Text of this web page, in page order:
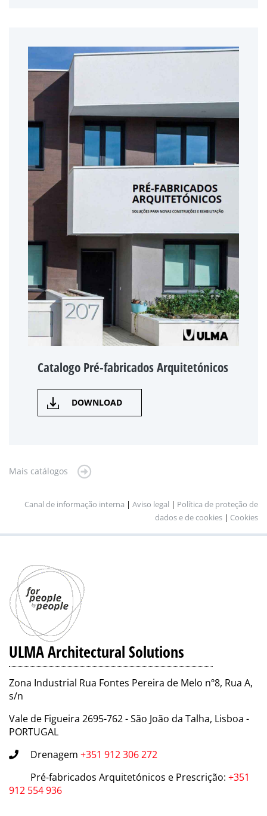
Catalogo Pré-fabricados Arquitetónicos
DOWNLOAD
Mais catálogos
Canal de informação interna | Aviso legal | Política de proteção de
dados e de cookies | Cookies
ULMA Architectural Solutions
Zona Industrial Rua Fontes Pereira de Melo nº8, Rua A,
s/n
Vale de Figueira 2695-762 - São João da Talha, Lisboa -
PORTUGAL
Drenagem +351 912 306 272
Pré-fabricados Arquitetónicos e Prescrição: +351
912 554 936